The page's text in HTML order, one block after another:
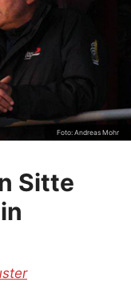
Foto: Andreas Mohr
Sitte